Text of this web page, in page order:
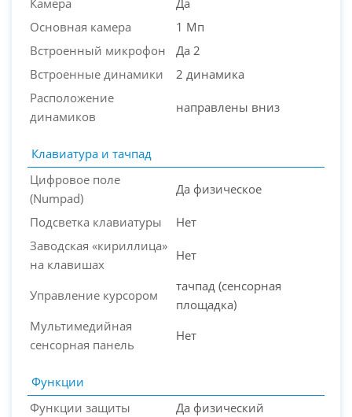
Основная камера
1 Мп
Встроенный микрофон
Да 2
Встроенные динамики
2 динамика
Расположение
динамиков
направлены вниз
Клавиатура и тачпад
Цифровое поле
(Numpad)
Да физическое
Подсветка клавиатуры
Нет
Заводская «кириллица»
на клавишах
Нет
Управление курсором
тачпад (сенсорная
площадка)
Мультимедийная
сенсорная панель
Нет
Функции
Функции защиты
Да физический